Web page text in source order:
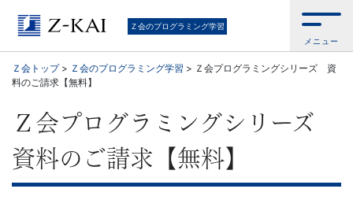
幼
児
か
ら
中
Ｚ会のプログラミング学習
メニュー
Ｚ会トップ> Ｚ会のプログラミング学習 > Ｚ会プログラミングシリーズ 資
料のご請求【無料】
Ｚ会プログラミングシリーズ
資料のご請求【無料】